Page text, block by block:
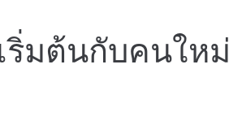
ริ่มต้นกับคนใหม่